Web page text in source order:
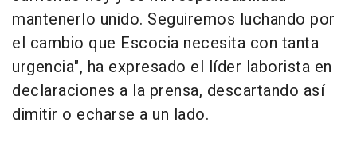
mantenerlo unido. Seguiremos luchando por
el cambio que Escocia necesita con tanta
urgencia", ha expresado el líder laborista en
declaraciones a la prensa, descartando así
dimitir o echarse a un lado.